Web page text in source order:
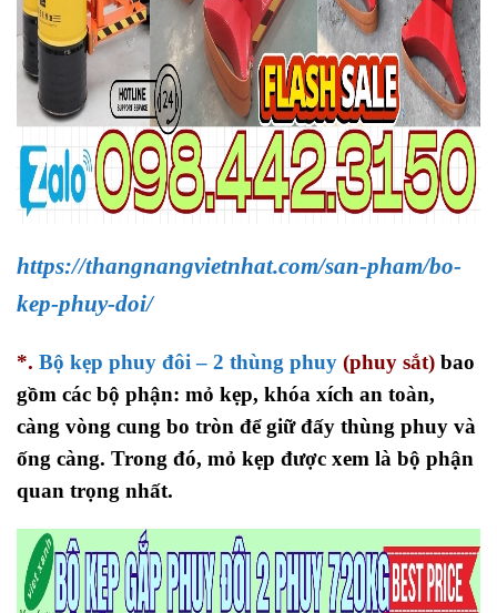
https://thangnangvietnhat.com/san-pham/bo-
kep-phuy-doi/
*. Bộ kẹp phuy đôi – 2 thùng phuy (phuy sắt) bao
gồm các bộ phận: mỏ kẹp, khóa xích an toàn,
càng vòng cung bo tròn để giữ đấy thùng phuy và
ống càng. Trong đó, mỏ kẹp được xem là bộ phận
quan trọng nhất.